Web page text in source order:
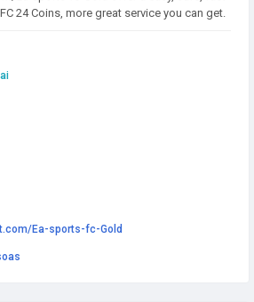
24 Coins, more great service you can get.
Ea-sports-fc-Gold